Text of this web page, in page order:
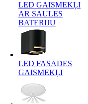
LED GAISMEKĻI
AR SAULES
BATERIJU
LED FASĀDES
GAISMEKĻI